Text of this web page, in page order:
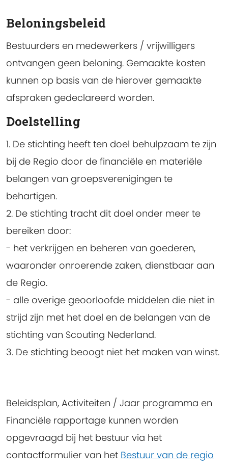
Beloningsbeleid
Bestuurders en medewerkers / vrijwilligers
ontvangen geen beloning. Gemaakte kosten
kunnen op basis van de hierover gemaakte
afspraken gedeclareerd worden.
Doelstelling
1. De stichting heeft ten doel behulpzaam te zijn
bij de Regio door de financiële en materiële
belangen van groepsverenigingen te
behartigen.
2. De stichting tracht dit doel onder meer te
bereiken door:
- het verkrijgen en beheren van goederen,
waaronder onroerende zaken, dienstbaar aan
de Regio.
- alle overige geoorloofde middelen die niet in
strijd zijn met het doel en de belangen van de
stichting van Scouting Nederland.
3. De stichting beoogt niet het maken van winst.
Beleidsplan, Activiteiten / Jaar programma en
Financiële rapportage kunnen worden
opgevraagd bij het bestuur via het
contactformulier van het Bestuur van de regio